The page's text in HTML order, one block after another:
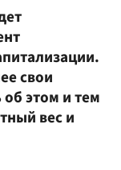
свои
этом и тем
вес и